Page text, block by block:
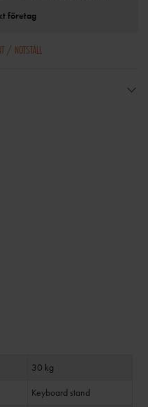
företag
/ NOTSTÄLL
30 kg
Keyboard stand